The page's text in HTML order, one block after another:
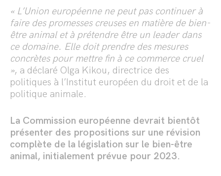
« L’Union européenne ne peut pas continuer à
faire des promesses creuses en matière de bien-
être animal et à prétendre être un leader dans
ce domaine. Elle doit prendre des mesures
concrètes pour mettre fin à ce commerce cruel
», a déclaré Olga Kikou, directrice des
politiques à l’Institut européen du droit et de la
politique animale.
La Commission européenne devrait bientôt
présenter des propositions sur une révision
complète de la législation sur le bien-être
animal, initialement prévue pour 2023.